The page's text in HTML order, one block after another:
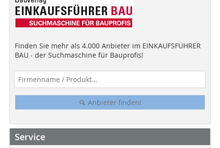
Finden Sie mehr als 4.000 Anbieter im EINKAUFSFÜHRER
BAU - der Suchmaschine für Bauprofis!
Anbieter finden!
Service